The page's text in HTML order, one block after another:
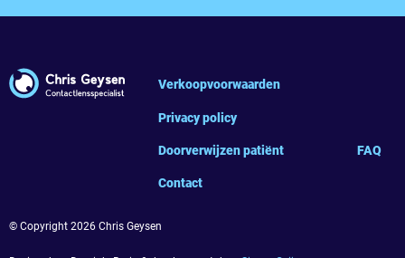
Verkoopvoorwaarden
Privacy policy
Doorverwijzen patiënt FAQ
Contact
© Copyright 2026 Chris Geysen